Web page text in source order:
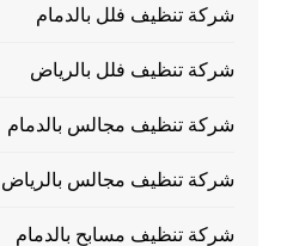
شركة تنظيف فلل بالدمام
شركة تنظيف فلل بالرياض
شركة تنظيف مجالس بالدمام
شركة تنظيف مجالس بالرياض
شركة تنظيف مسابح بالدمام